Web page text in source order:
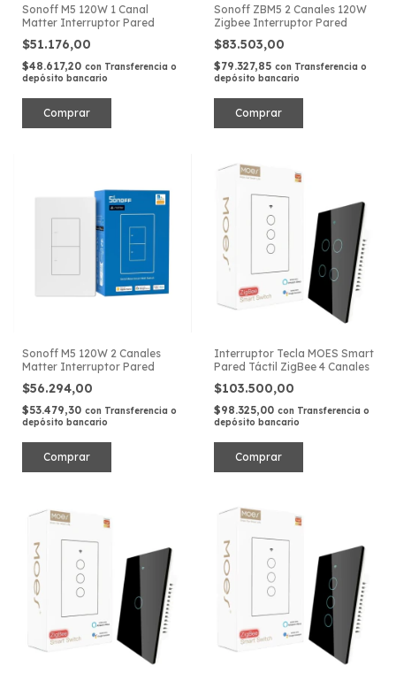
Sonoff M5 120W 1 Canal
Matter Interruptor Pared
$51.176,00
$48.617,20 con Transferencia o
depósito bancario
Sonoff ZBM5 2 Canales 120W
Zigbee Interruptor Pared
$83.503,00
$79.327,85 con Transferencia o
depósito bancario
Sonoff M5 120W 2 Canales
Matter Interruptor Pared
$56.294,00
$53.479,30 con Transferencia o
depósito bancario
Interruptor Tecla MOES Smart
Pared Táctil ZigBee 4 Canales
$103.500,00
$98.325,00 con Transferencia o
depósito bancario